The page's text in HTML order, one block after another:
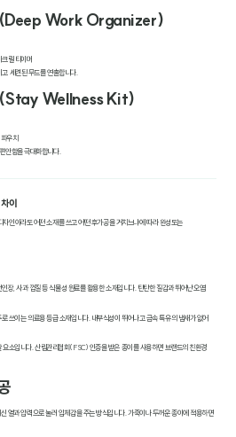
Work Organizer)
릴 타이머
세련된 무드를 연출합니다.
Wellness Kit)
우치
안함을 극대화합니다.
이
인이라도 어떤 소재를 쓰고 어떤 후가공을 거치느냐에 따라 완성도는
장, 사과 껍질 등 식물성 원료를 활용한 소재입니다. 탄탄한 질감과 뛰어난 오염
쓰이는 의료용 등급 소재입니다. 내부식성이 뛰어나고 금속 특유의 냄새가 없어
요소입니다. 산림관리협회(FSC) 인증을 받은 종이를 사용하면 브랜드의 친환경
열과 압력으로 눌러 입체감을 주는 방식입니다. 가죽이나 두꺼운 종이에 적용하면